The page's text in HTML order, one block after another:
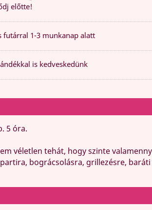
előtte!
futárral 1-3 munkanap alatt
is kedveskedünk
5 óra.
véletlen tehát, hogy szinte
bográcsolásra, grillezésre, baráti